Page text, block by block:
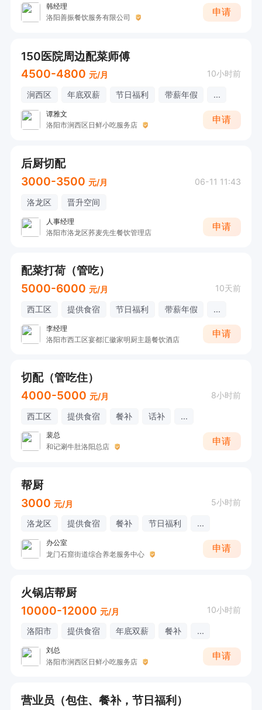
韩经理
洛阳善振餐饮服务有限公司
申请
150医院周边配菜师傅
4500-4800 元/月 10小时前
涧西区 年底双薪 节日福利 带薪年假 ...
谭雅文
洛阳市涧西区日鲜小吃服务店
申请
后厨切配
3000-3500 元/月 06-11 11:43
洛龙区 晋升空间
人事经理
洛阳市洛龙区荞麦先生餐饮管理店
申请
配菜打荷（管吃）
5000-6000 元/月 10天前
西工区 提供食宿 节日福利 带薪年假 ...
李经理
洛阳市西工区宴都汇徽家明厨主题餐饮酒店
申请
切配（管吃住）
4000-5000 元/月 8小时前
西工区 提供食宿 餐补 话补 ...
裴总
和记涮牛肚洛阳总店
申请
帮厨
3000 元/月 5小时前
洛龙区 提供食宿 餐补 节日福利 ...
办公室
龙门石窟街道综合养老服务中心
申请
火锅店帮厨
10000-12000 元/月 10小时前
洛阳市 提供食宿 年底双薪 餐补 ...
刘总
洛阳市涧西区日鲜小吃服务店
申请
营业员（包住、餐补，节日福利）